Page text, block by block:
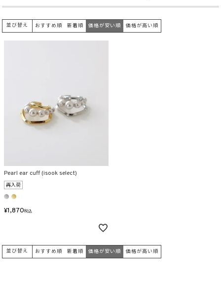
カラー
表示する
並び替え おすすめ順 新着順 価格が安い順 価格が高い順
Pearl ear cuff (isook select)
再入荷
¥1,870税込
並び替え おすすめ順 新着順 価格が安い順 価格が高い順